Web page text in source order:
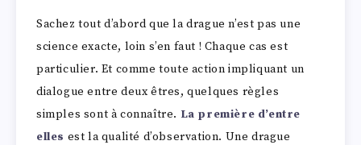
Sachez tout d’abord que la drague n’est pas une
science exacte, loin s’en faut ! Chaque cas est
particulier. Et comme toute action impliquant un
dialogue entre deux êtres, quelques règles
simples sont à connaître. La première d’entre
elles est la qualité d’observation. Une drague